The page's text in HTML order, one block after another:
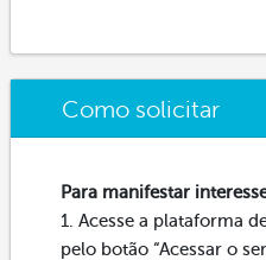
Como solicitar
Para manifestar
1. Acesse a plataforma
pelo botão “Acessar o